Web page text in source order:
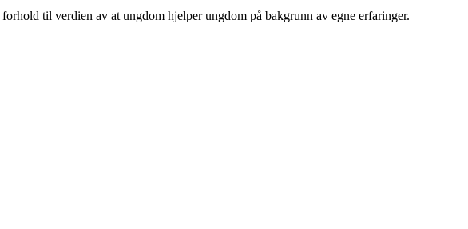
til verdien av at ungdom hjelper ungdom på bakgrunn av egne erfaringer.